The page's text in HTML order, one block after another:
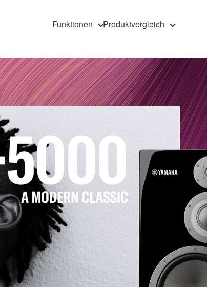
Funktionen Produktvergleich